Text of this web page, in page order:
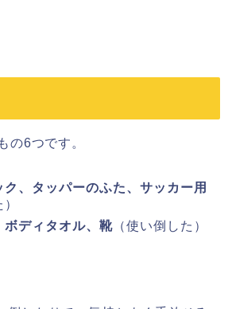
の6つです。
ク、タッパーのふた、サッカー用
ボディタオル、靴 （使い倒した）